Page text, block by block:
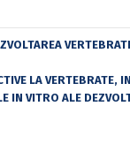
LA VERTEBRATE,
IN VITRO ALE